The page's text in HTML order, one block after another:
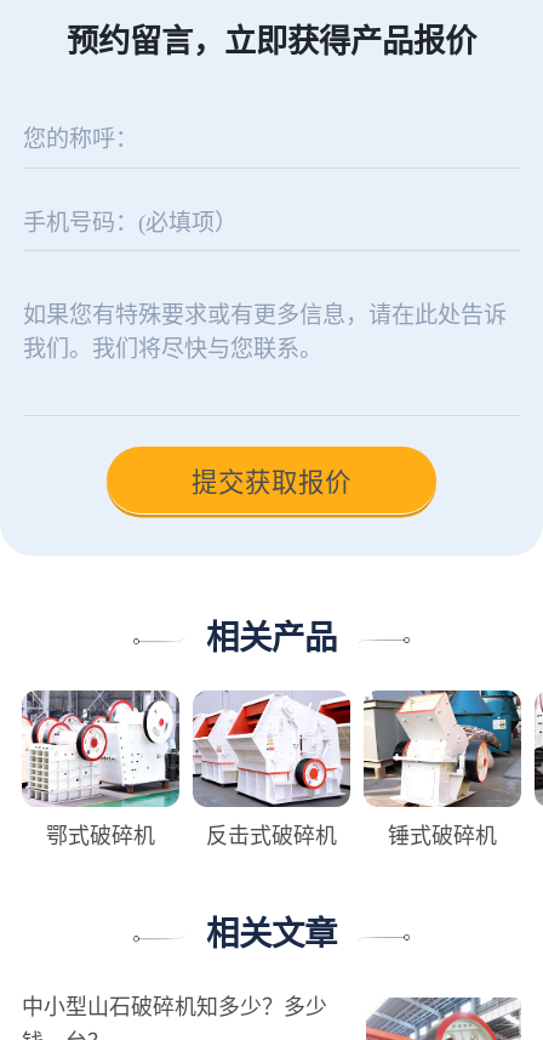
预约留言，立即获得产品报价
相关产品
鄂式破碎机 反击式破碎机 锤式破碎机
相关文章
中小型山石破碎机知多少？多少